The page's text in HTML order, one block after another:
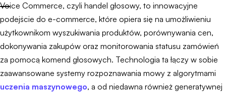
Voice Commerce, czyli handel głosowy, to innowacyjne
podejście do e-commerce, które opiera się na umożliwieniu
użytkownikom wyszukiwania produktów, porównywania cen,
dokonywania zakupów oraz monitorowania statusu zamówień
za pomocą komend głosowych. Technologia ta łączy w sobie
zaawansowane systemy rozpoznawania mowy z algorytmami
uczenia maszynowego, a od niedawna również generatywnej